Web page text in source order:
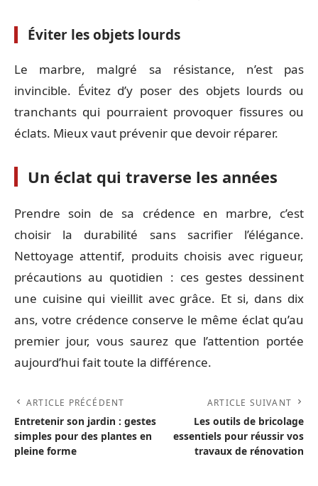
Éviter les objets lourds
Le marbre, malgré sa résistance, n’est pas
invincible. Évitez d’y poser des objets lourds ou
tranchants qui pourraient provoquer fissures ou
éclats. Mieux vaut prévenir que devoir réparer.
Un éclat qui traverse les années
Prendre soin de sa crédence en marbre, c’est
choisir la durabilité sans sacrifier l’élégance.
Nettoyage attentif, produits choisis avec rigueur,
précautions au quotidien : ces gestes dessinent
une cuisine qui vieillit avec grâce. Et si, dans dix
ans, votre crédence conserve le même éclat qu’au
premier jour, vous saurez que l’attention portée
aujourd’hui fait toute la différence.
ARTICLE PRÉCÉDENT
Entretenir son jardin : gestes
simples pour des plantes en
pleine forme
ARTICLE SUIVANT
Les outils de bricolage
essentiels pour réussir vos
travaux de rénovation